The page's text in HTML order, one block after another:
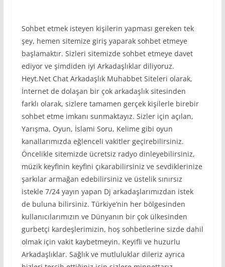
Sohbet etmek isteyen kişilerin yapması gereken tek
şey, hemen sitemize giriş yaparak sohbet etmeye
başlamaktır. Sizleri sitemizde sohbet etmeye davet
ediyor ve şimdiden iyi Arkadaşlıklar diliyoruz.
Heyt.Net Chat Arkadaşlık Muhabbet Siteleri olarak,
İnternet de dolaşan bir çok arkadaşlık sitesinden
farklı olarak, sizlere tamamen gerçek kişilerle birebir
sohbet etme imkanı sunmaktayız. Sizler için açılan,
Yarışma, Oyun, İslami Soru, Kelime gibi oyun
kanallarımızda eğlenceli vakitler geçirebilirsiniz.
Öncelikle sitemizde ücretsiz radyo dinleyebilirsiniz,
müzik keyfinin keyfini çıkarabilirsiniz ve sevdiklerinize
şarkılar armağan edebilirsiniz ve üstelik sınırsız
istekle 7/24 yayın yapan Dj arkadaşlarımızdan istek
de buluna bilirsiniz. Türkiye’nin her bölgesinden
kullanıcılarımızın ve Dünyanın bir çok ülkesinden
gurbetçi kardeşlerimizin, hoş sohbetlerine sizde dahil
olmak için vakit kaybetmeyin. Keyifli ve huzurlu
Arkadaşlıklar. Sağlık ve mutluluklar dileriz ayrıca